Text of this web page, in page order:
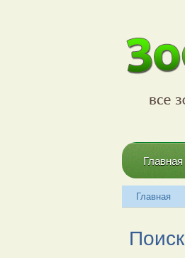
Главная
Главная
Поиск